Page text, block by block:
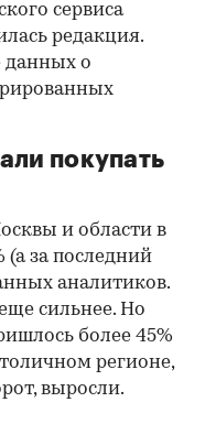
сервиса
редакция.
данных о
покупать
и области в
(а за последний
аналитиков.
сильнее. Но
более 45%
регионе,
выросли.